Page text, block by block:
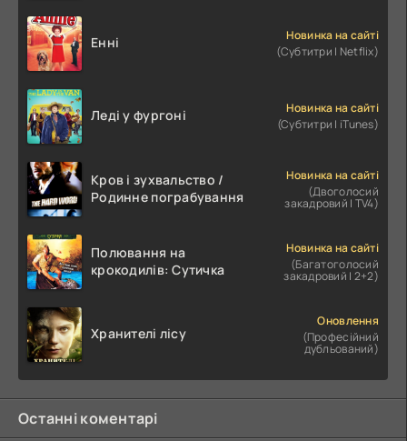
Енні
Новинка на сайті
(Субтитри | Netflix)
Леді у фургоні
Новинка на сайті
(Субтитри | iTunes)
Кров і зухвальство /
Родинне пограбування
Новинка на сайті
(Двоголосий
закадровий | TV4)
Полювання на
крокодилів: Сутичка
Новинка на сайті
(Багатоголосий
закадровий | 2+2)
Хранителі лісу
Оновлення
(Професійний
дубльований)
Останні коментарі